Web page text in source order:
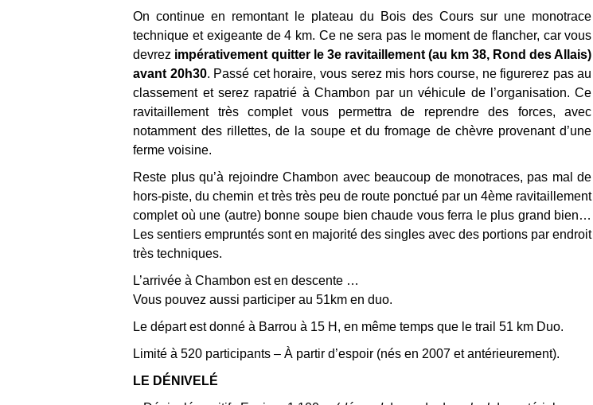
On continue en remontant le plateau du Bois des Cours sur une monotrace
technique et exigeante de 4 km. Ce ne sera pas le moment de flancher, car vous
devrez impérativement quitter le 3e ravitaillement (au km 38, Rond des Allais)
avant 20h30. Passé cet horaire, vous serez mis hors course, ne figurerez pas au
classement et serez rapatrié à Chambon par un véhicule de l’organisation. Ce
ravitaillement très complet vous permettra de reprendre des forces, avec
notamment des rillettes, de la soupe et du fromage de chèvre provenant d’une
ferme voisine.
Reste plus qu’à rejoindre Chambon avec beaucoup de monotraces, pas mal de
hors-piste, du chemin et très très peu de route ponctué par un 4ème ravitaillement
complet où une (autre) bonne soupe bien chaude vous ferra le plus grand bien…
Les sentiers empruntés sont en majorité des singles avec des portions par endroit
très techniques.
L’arrivée à Chambon est en descente …
Vous pouvez aussi participer au 51km en duo.
Le départ est donné à Barrou à 15 H, en même temps que le trail 51 km Duo.
Limité à 520 participants – À partir d’espoir (nés en 2007 et antérieurement).
LE DÉNIVELÉ